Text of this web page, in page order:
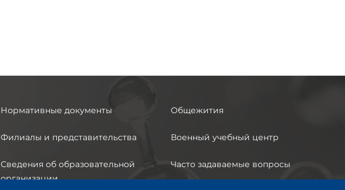
Нормативные документы
Филиалы и представительства
Сведения об образовательной
организации
Общежития
Военный учебный центр
Часто задаваемые вопросы